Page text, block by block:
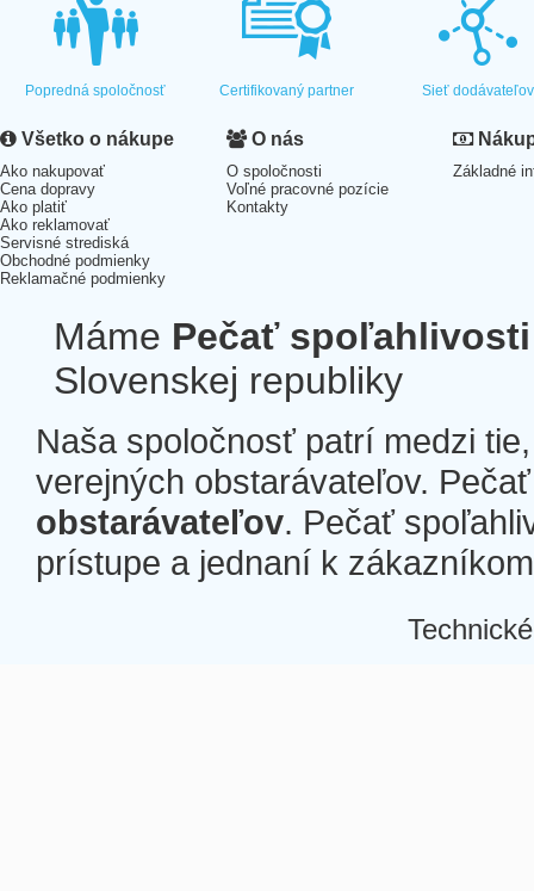
Popredná spoločnosť Certifikovaný partner Sieť dodávateľov
Všetko o nákupe
Ako nakupovať
Cena dopravy
Ako platiť
Ako reklamovať
Servisné strediská
Obchodné podmienky
Reklamačné podmienky
O nás
O spoločnosti
Voľné pracovné pozície
Kontakty
Základné
Máme Pečať spoľahlivosti
Slovenskej republiky
Naša spoločnosť patrí medzi
verejných obstarávateľov.
obstarávateľov. Pečať
prístupe a jednaní k